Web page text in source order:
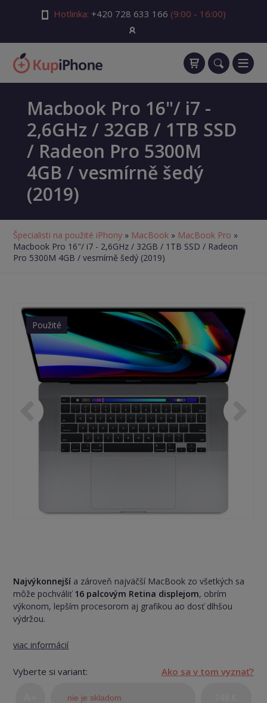
Hotlinka: +420 728 633 166 (9:00 - 16:00)
Macbook Pro 16"/ i7 -
2,6GHz / 32GB / 1TB SSD
/ Radeon Pro 5300M
4GB / vesmírně šedý
(2019)
Špecialisti na použité iPhony » MacBook » MacBook Pro »
Macbook Pro 16"/ i7 - 2,6GHz / 32GB / 1TB SSD / Radeon
Pro 5300M 4GB / vesmírně šedý (2019)
Použité
Najvýkonnejší a zároveň najväčší MacBook zo všetkých sa
môže pochváliť16 palcovým Retina displejom, obrím
výkonom, lepším procesorom aj grafikou ao dosť dlhšou
výdržou.
viac informácií
Vyberte si variant: Ako sa v tom vyznať?
nie je skladom